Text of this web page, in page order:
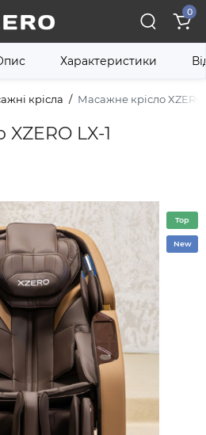
0
крісла Масажне крісло
LX-1
Характеристики
Top
New